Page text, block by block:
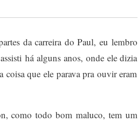
da carreira do Paul, eu lembro
há alguns anos, onde ele dizia
coisa que ele parava pra ouvir eram
como todo bom maluco, tem um